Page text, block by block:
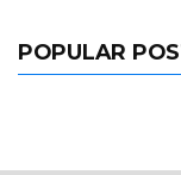
POPULAR